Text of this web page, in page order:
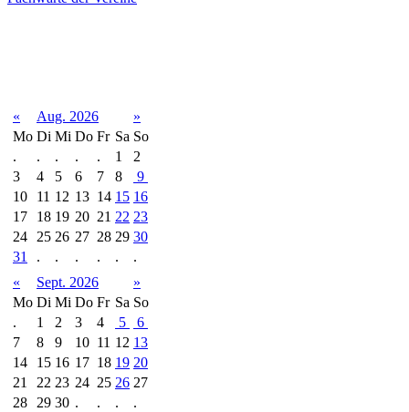
« Aug. 2026
»
Mo Di Mi Do Fr Sa So
.
. . . . 1
2
3
4 5 6 7 8
9
10
11 12 13 14 15 16
17
18 19 20 21 22 23
24
25 26 27 28 29 30
31
. . . . .
.
«
Sept. 2026
»
Mo Di Mi Do Fr Sa So
.
1 2 3 4 5
6
7
8 9 10 11 12 13
14
15 16 17 18 19 20
21
22 23 24 25 26 27
28
29 30 . . . .